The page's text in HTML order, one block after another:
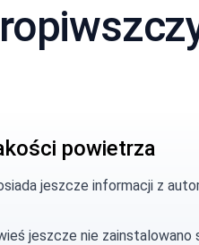
powietrza
jeszcze informacji z
jeszcze nie